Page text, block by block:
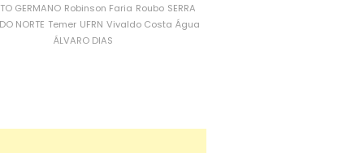
GERMANO Robinson Faria Roubo SERRA
NORTE Temer UFRN Vivaldo Costa Água
ÁLVARO DIAS